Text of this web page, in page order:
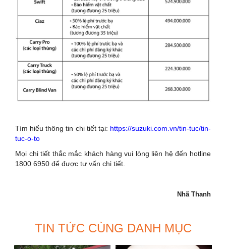
Tìm hiểu thông tin chi tiết tại: https://suzuki.com.vn/tin-tuc/tin-
tuc-o-to
Mọi chi tiết thắc mắc khách hàng vui lòng liên hệ đến hotline
1800 6950 để được tư vấn chi tiết.
Nhã Thanh
TIN TỨC CÙNG DANH MỤC